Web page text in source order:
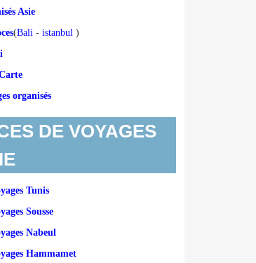
Asie
(Bali - istanbul )
organisés
DE VOYAGES
Tunis
Sousse
Nabeul
Hammamet